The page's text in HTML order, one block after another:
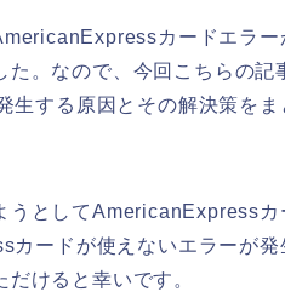
カードエラ
た。なので、今回こちらの記
する原因とその解決策をま
としてAmericanExpressカ
ードが使えないエラーが発
けると幸いです。